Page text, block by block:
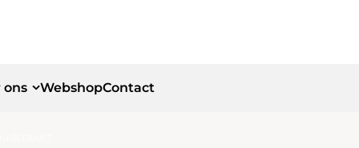
ons WebshopContact